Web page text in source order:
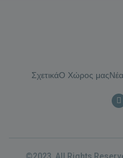
ΣχετικάΟ Χώρος μαςΝέα